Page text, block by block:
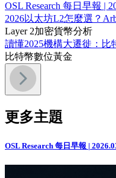
OSL Research 每日早報 |
2026以太坊L2怎麼選？
Layer 2加密貨幣分析
讀懂2025機構大遷徙：比
比特幣數位黃金
更多主題
OSL Research 每日早報 |